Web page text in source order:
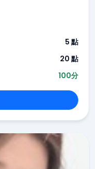
5 點
20 點
100分